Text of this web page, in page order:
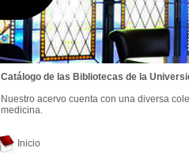
Inicio
Catálogo de las Bibliotecas de la
Nuestro acervo cuenta con una diversa
medicina.